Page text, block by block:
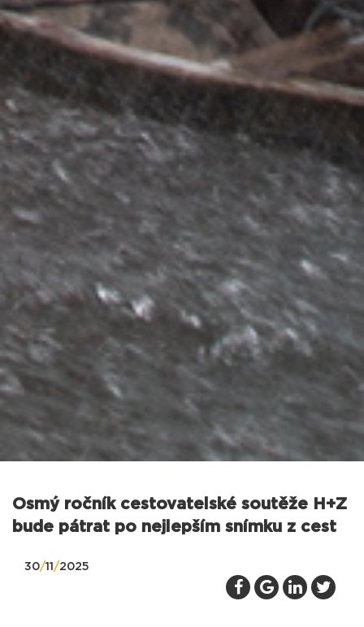
Osmý ročník cestovatelské soutěže H+Z
bude pátrat po nejlepším snímku z cest
30/11 /2025